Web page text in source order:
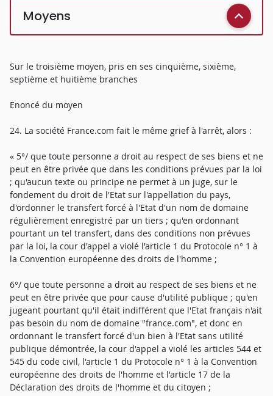
Moyens
Sur le troisième moyen, pris en ses cinquième, sixième,
septième et huitième branches
Enoncé du moyen
24. La société France.com fait le même grief à l'arrêt, alors :
« 5°/ que toute personne a droit au respect de ses biens et ne
peut en être privée que dans les conditions prévues par la loi
; qu'aucun texte ou principe ne permet à un juge, sur le
fondement du droit de l'Etat sur l'appellation du pays,
d'ordonner le transfert forcé à l'Etat d'un nom de domaine
régulièrement enregistré par un tiers ; qu'en ordonnant
pourtant un tel transfert, dans des conditions non prévues
par la loi, la cour d'appel a violé l'article 1 du Protocole n° 1 à
la Convention européenne des droits de l'homme ;
6°/ que toute personne a droit au respect de ses biens et ne
peut en être privée que pour cause d'utilité publique ; qu'en
jugeant pourtant qu'il était indifférent que l'Etat français n'ait
pas besoin du nom de domaine "france.com", et donc en
ordonnant le transfert forcé d'un bien à l'Etat sans utilité
publique démontrée, la cour d'appel a violé les articles 544 et
545 du code civil, l'article 1 du Protocole n° 1 à la Convention
européenne des droits de l'homme et l'article 17 de la
Déclaration des droits de l'homme et du citoyen ;